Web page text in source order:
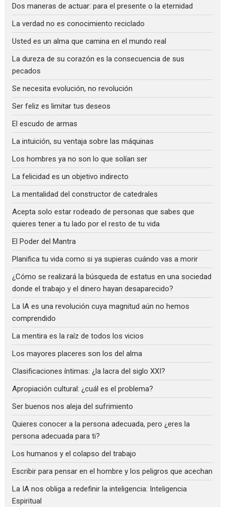
Dos maneras de actuar: para el presente o la eternidad
La verdad no es conocimiento reciclado
Usted es un alma que camina en el mundo real
La dureza de su corazón es la consecuencia de sus
pecados
Se necesita evolución, no revolución
Ser feliz es limitar tus deseos
El escudo de armas
La intuición, su ventaja sobre las máquinas
Los hombres ya no son lo que solían ser
La felicidad es un objetivo indirecto
La mentalidad del constructor de catedrales
Acepta solo estar rodeado de personas que sabes que
quieres tener a tu lado por el resto de tu vida
El Poder del Mantra
Planifica tu vida como si ya supieras cuándo vas a morir
¿Cómo se realizará la búsqueda de estatus en una sociedad
donde el trabajo y el dinero hayan desaparecido?
La IA es una revolución cuya magnitud aún no hemos
comprendido
La mentira es la raíz de todos los vicios
Los mayores placeres son los del alma
Clasificaciones íntimas: ¿la lacra del siglo XXI?
Apropiación cultural: ¿cuál es el problema?
Ser buenos nos aleja del sufrimiento
Quieres conocer a la persona adecuada, pero ¿eres la
persona adecuada para ti?
Los humanos y el colapso del trabajo
Escribir para pensar en el hombre y los peligros que acechan
La IA nos obliga a redefinir la inteligencia: Inteligencia
Espiritual